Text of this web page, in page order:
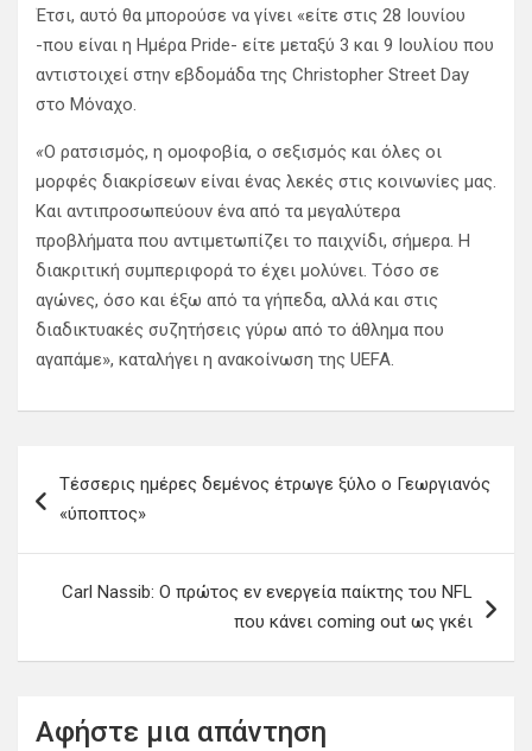
Έτσι, αυτό θα μπορούσε να γίνει «είτε στις 28 Ιουνίου
-που είναι η Ημέρα Pride- είτε μεταξύ 3 και 9 Ιουλίου που
αντιστοιχεί στην εβδομάδα της Christopher Street Day
στο Μόναχο.
«Ο ρατσισμός, η ομοφοβία, ο σεξισμός και όλες οι
μορφές διακρίσεων είναι ένας λεκές στις κοινωνίες μας.
Και αντιπροσωπεύουν ένα από τα μεγαλύτερα
προβλήματα που αντιμετωπίζει το παιχνίδι, σήμερα. Η
διακριτική συμπεριφορά το έχει μολύνει. Τόσο σε
αγώνες, όσο και έξω από τα γήπεδα, αλλά και στις
διαδικτυακές συζητήσεις γύρω από το άθλημα που
αγαπάμε», καταλήγει η ανακοίνωση της UEFA.
η
Τέσσερις ημέρες δεμένος έτρωγε ξύλο ο Γεωργιανός
«ύποπτος»
Carl Nassib: Ο πρώτος εν ενεργεία παίκτης του NFL
που κάνει coming out ως γκέι
Αφήστε μια απάντηση